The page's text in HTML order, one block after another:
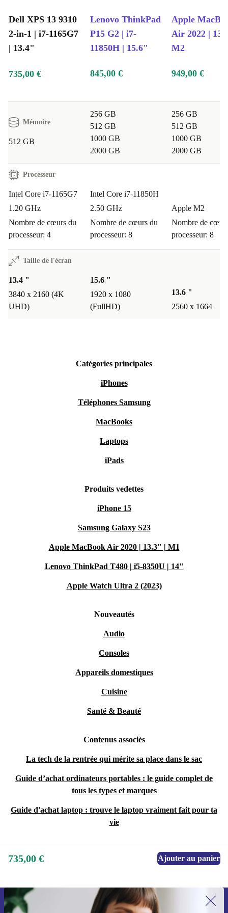
Dell XPS 13 9310
2-in-1 | i7-1165G7
| 13.4"
Lenovo ThinkPad
P15 G2 | i7-
11850H | 15.6"
Apple
Air 2022 |
M2
735,00 € 845,00 € 949,00 €
Mémoire
512 GB
256 GB
512 GB
1000 GB
2000 GB
256 GB
512 GB
1000 GB
2000 GB
Processeur
Intel Core i7-1165G7
1.20 GHz
Nombre de cœurs du
processeur: 4
Intel Core i7-11850H
2.50 GHz
Nombre de cœurs du
processeur: 8
Apple M2
Nombre de
processeur: 8
Taille de l'écran
13.4 "
3840 x 2160 (4K
UHD)
15.6 "
1920 x 1080
(FullHD)
13.6 "
2560 x 1664
Catégories principales
iPhones
Téléphones Samsung
MacBooks
Laptops
iPads
Produits vedettes
iPhone 15
Samsung Galaxy S23
Apple MacBook Air 2020 | 13.3" | M1
Lenovo ThinkPad T480 | i5-8350U | 14"
Apple Watch Ultra 2 (2023)
Nouveautés
Audio
Consoles
Appareils domestiques
Cuisine
Santé & Beauté
Contenus associés
La tech de la rentrée qui mérite sa place dans le sac
Guide d’achat ordinateurs portables : le guide complet de
tous les types et marques
Guide d'achat laptop : trouve le laptop vraiment fait pour ta
vie
735,00 € Ajouter au panier
Recevoir offres et infos de refurbed